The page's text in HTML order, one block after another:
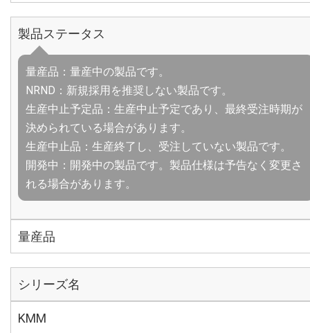
製品ステータス
量産品：量産中の製品です。
NRND：新規採用を推奨しない製品です。
生産中止予定品：生産中止予定であり、最終受注時期が
決められている場合があります。
生産中止品：生産終了し、受注していない製品です。
開発中：開発中の製品です。製品仕様は予告なく変更さ
れる場合があります。
量産品
シリーズ名
KMM